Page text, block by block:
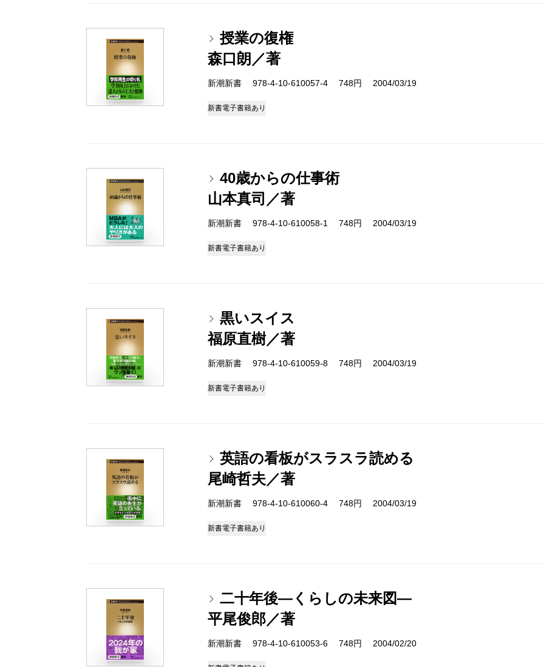
授業の復権
森口朗／著
新潮新書 978-4-10-610057-4 748円 2004/03/19
新書電子書籍あり
40歳からの仕事術
山本真司／著
新潮新書 978-4-10-610058-1 748円 2004/03/19
新書電子書籍あり
黒いスイス
福原直樹／著
新潮新書 978-4-10-610059-8 748円 2004/03/19
新書電子書籍あり
英語の看板がスラスラ読める
尾崎哲夫／著
新潮新書 978-4-10-610060-4 748円 2004/03/19
新書電子書籍あり
二十年後―くらしの未来図―
平尾俊郎／著
新潮新書 978-4-10-610053-6 748円 2004/02/20